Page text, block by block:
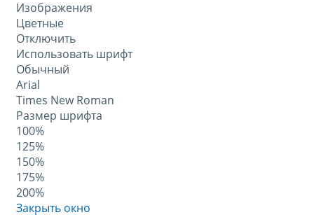
Изображения
Цветные
Отключить
Использовать шрифт
Обычный
Arial
Times New Roman
Размер шрифта
100%
125%
150%
175%
200%
Закрыть окно